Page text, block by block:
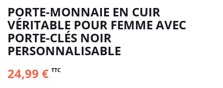
PORTE-MONNAIE EN CUIR
VÉRITABLE POUR FEMME AVEC
PORTE-CLÉS NOIR
PERSONNALISABLE
24,99 € TTC